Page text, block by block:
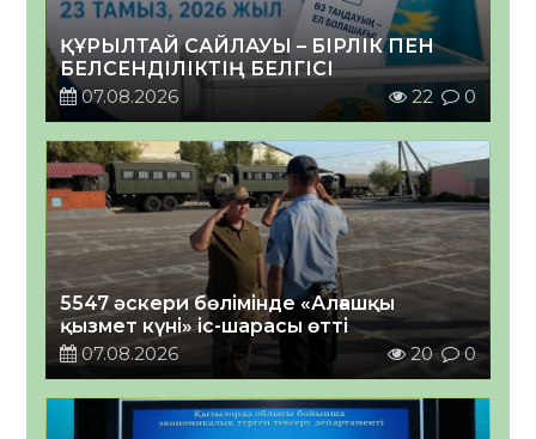
ҚҰРЫЛТАЙ САЙЛАУЫ – БІРЛІК ПЕН
БЕЛСЕНДІЛІКТІҢ БЕЛГІСІ
07.08.2026
22 0
5547 әскери бөлімінде «Алғашқы
қызмет күні» іс-шарасы өтті
07.08.2026
20 0